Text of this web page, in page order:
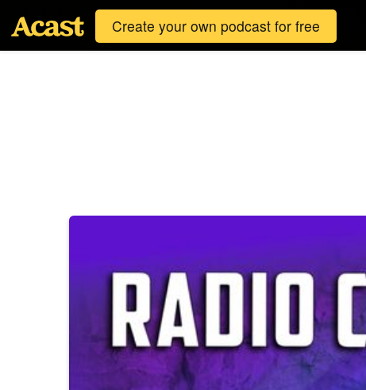
Create your own podcast for free